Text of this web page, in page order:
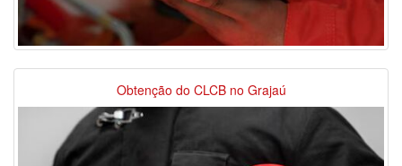
Obtenção do CLCB no Grajaú